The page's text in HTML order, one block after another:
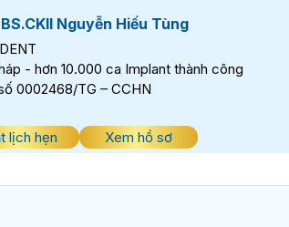
Nguyễn Hiếu Tùng
- hơn 10.000 ca Implant thành công
0002468/TG – CCHN
lịch hẹn Xem hồ sơ